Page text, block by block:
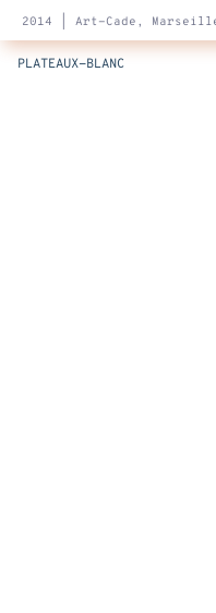
2014 | Art-Cade,
PLATEAUX-BLANC